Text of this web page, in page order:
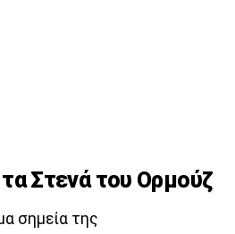
Στενά του Ορμούζ
σημεία της